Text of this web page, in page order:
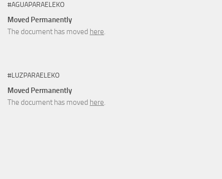
#AGUAPARAELEKO
Moved Permanently
The document has moved here.
#LUZPARAELEKO
Moved Permanently
The document has moved here.